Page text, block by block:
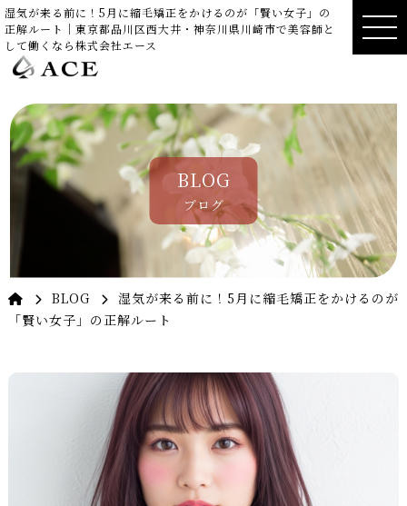
湿気が来る前に！5月に縮毛矯正をかけるのが「賢い女子」の
正解ルート｜東京都品川区西大井・神奈川県川崎市で美容師と
して働くなら株式会社エース
BLOG
ブログ
BLOG
湿気が来る前に！5月に縮毛矯正をかけるのが
「賢い女子」の正解ルート